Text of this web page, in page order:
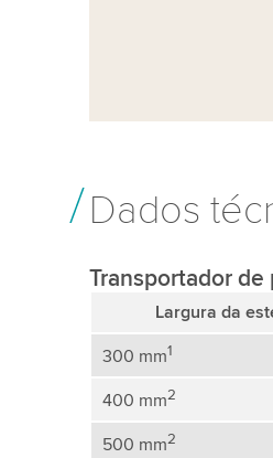
Dados
Transportador
Largura da
300 mm1
400 mm2
500 mm2